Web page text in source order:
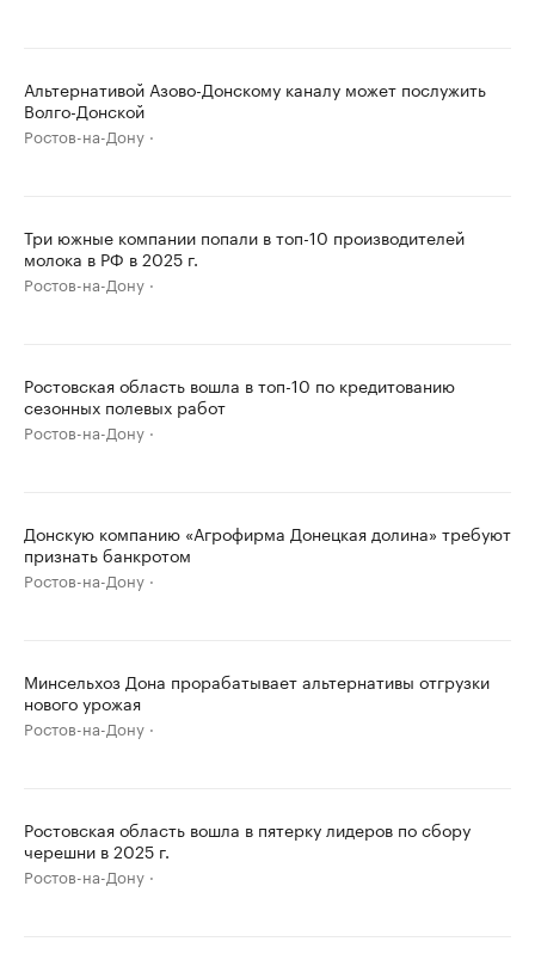
Альтернативой Азово-Донскому каналу может послужить
Волго-Донской
Ростов-на-Дону
Три южные компании попали в топ-10 производителей
молока в РФ в 2025 г.
Ростов-на-Дону
Ростовская область вошла в топ-10 по кредитованию
сезонных полевых работ
Ростов-на-Дону
Донскую компанию «Агрофирма Донецкая долина» требуют
признать банкротом
Ростов-на-Дону
Минсельхоз Дона прорабатывает альтернативы отгрузки
нового урожая
Ростов-на-Дону
Ростовская область вошла в пятерку лидеров по сбору
черешни в 2025 г.
Ростов-на-Дону